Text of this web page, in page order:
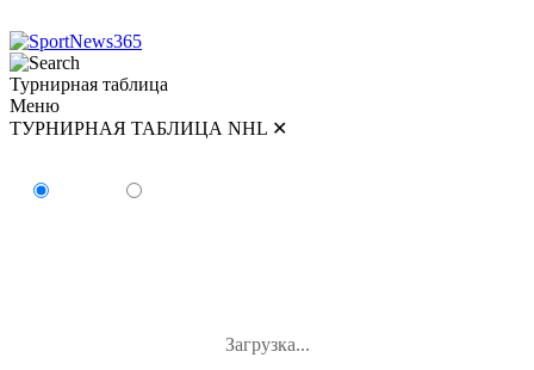
Турнирная таблица
Меню
ТУРНИРНАЯ ТАБЛИЦА NHL ✕
Загрузка...